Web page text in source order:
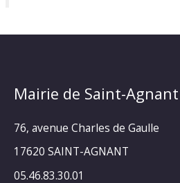
Mairie de Saint-Agnant
76, avenue Charles de Gaulle
17620 SAINT-AGNANT
05.46.83.30.01